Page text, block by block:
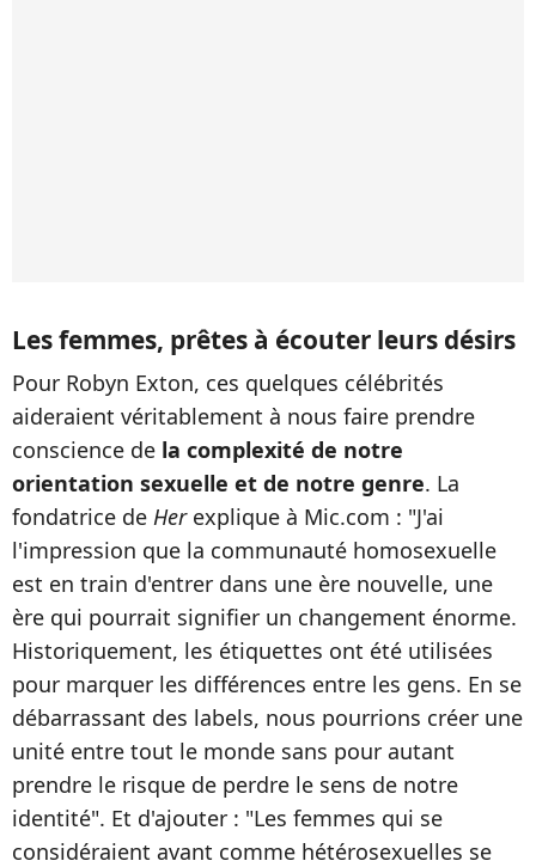
Les femmes, prêtes à écouter leurs désirs
Pour Robyn Exton, ces quelques célébrités
aideraient véritablement à nous faire prendre
conscience de la complexité de notre
orientation sexuelle et de notre genre. La
fondatrice de Herexplique à Mic.com : "J'ai
l'impression que la communauté homosexuelle
est en train d'entrer dans une ère nouvelle, une
ère qui pourrait signifier un changement énorme.
Historiquement, les étiquettes ont été utilisées
pour marquer les différences entre les gens. En se
débarrassant des labels, nous pourrions créer une
unité entre tout le monde sans pour autant
prendre le risque de perdre le sens de notre
identité". Et d'ajouter : "Les femmes qui se
considéraient avant comme hétérosexuelles se